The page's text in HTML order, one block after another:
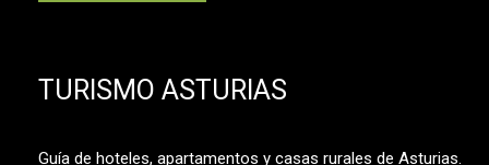
TURISMO ASTURIAS
Guía de hoteles, apartamentos y casas rurales de Asturias.